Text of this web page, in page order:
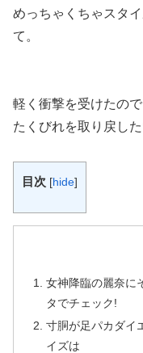
めっちゃくちゃスタ
て。
軽く衝撃を受けたの
たくびれを取り戻し
目次 [hide]
女神降臨の麗奈に
タでチェック!
寸胴が足パカダイ
イズは